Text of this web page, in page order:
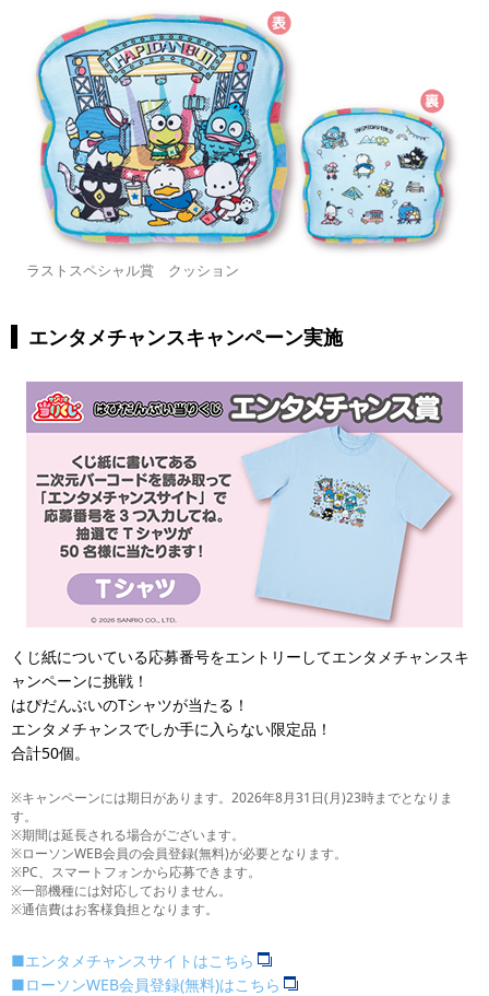
ラストスペシャル賞 クッション
エンタメチャンスキャンペーン実施
くじ紙についている応募番号をエントリーしてエンタメチャンスキ
ャンペーンに挑戦！
はぴだんぶいのTシャツが当たる！
エンタメチャンスでしか手に入らない限定品！
合計50個。
※キャンペーンには期日があります。2026年8月31日(月)23時までとなりま
す。
※期間は延長される場合がございます。
※ローソンWEB会員の会員登録(無料)が必要となります。
※PC、スマートフォンから応募できます。
※一部機種には対応しておりません。
※通信費はお客様負担となります。
■エンタメチャンスサイトはこちら
■ローソンWEB会員登録(無料)はこちら